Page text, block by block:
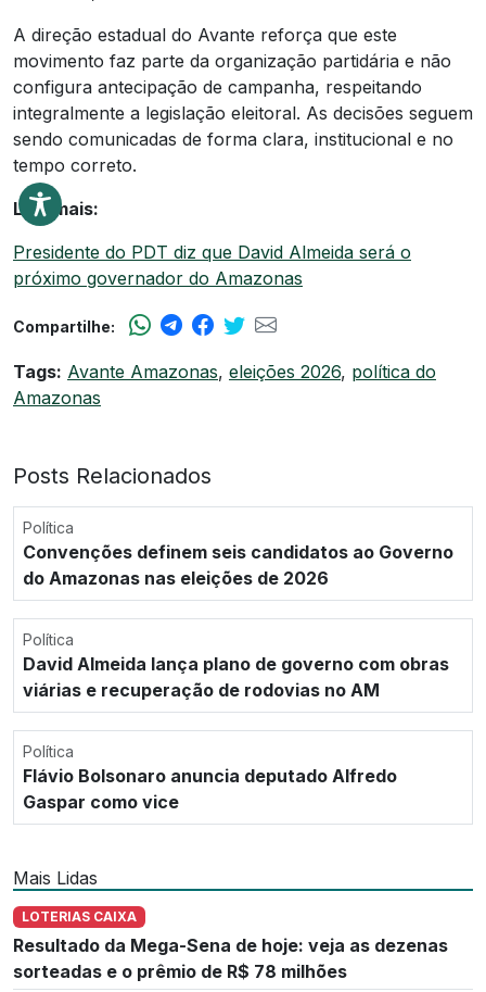
A direção estadual do Avante reforça que este
movimento faz parte da organização partidária e não
configura antecipação de campanha, respeitando
integralmente a legislação eleitoral. As decisões seguem
sendo comunicadas de forma clara, institucional e no
tempo correto.
Leia mais:
Presidente do PDT diz que David Almeida será o
próximo governador do Amazonas
Compartilhe:
Tags: Avante Amazonas, eleições 2026, política do
Amazonas
Posts Relacionados
Política
Convenções definem seis candidatos ao Governo
do Amazonas nas eleições de 2026
Política
David Almeida lança plano de governo com obras
viárias e recuperação de rodovias no AM
Política
Flávio Bolsonaro anuncia deputado Alfredo
Gaspar como vice
Mais Lidas
LOTERIAS CAIXA
Resultado da Mega-Sena de hoje: veja as dezenas
sorteadas e o prêmio de R$ 78 milhões